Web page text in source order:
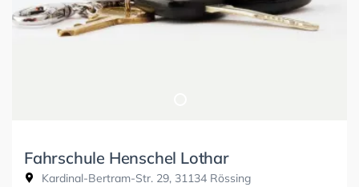
Fahrschule Henschel Lothar
Kardinal-Bertram-Str. 29, 31134 Rössing